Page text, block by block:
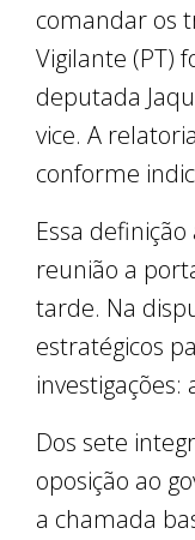
comandar os
Vigilante (PT)
deputada
vice. A
conforme
Essa
reunião a
tarde. Na
estratégicos
investigações:
Dos sete
oposição ao
a chamada